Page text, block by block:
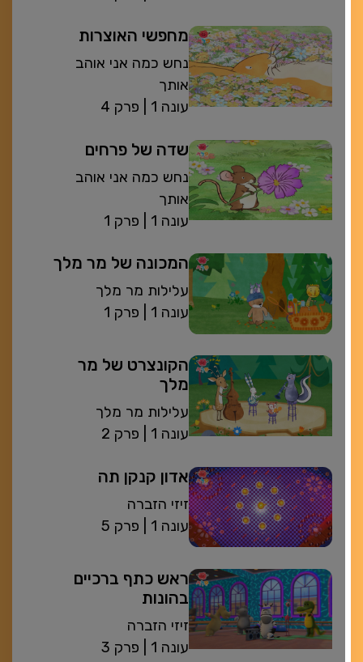
מחפשי האוצרות
נחש כמה אני אוהב
אותך
פרק 4
| עונה 1
שדה של פרחים
נחש כמה אני אוהב
אותך
פרק 1
| עונה 1
המכונה של מר מלך
עלילות מר מלך
פרק 1
| עונה 1
הקונצרט של מר
מלך
עלילות מר מלך
פרק 2
| עונה 1
אדון קנקן תה
זיזי הזברה
פרק 5
| עונה 1
ראש כתף ברכיים
בהונות
זיזי הזברה
פרק 3
| עונה 1